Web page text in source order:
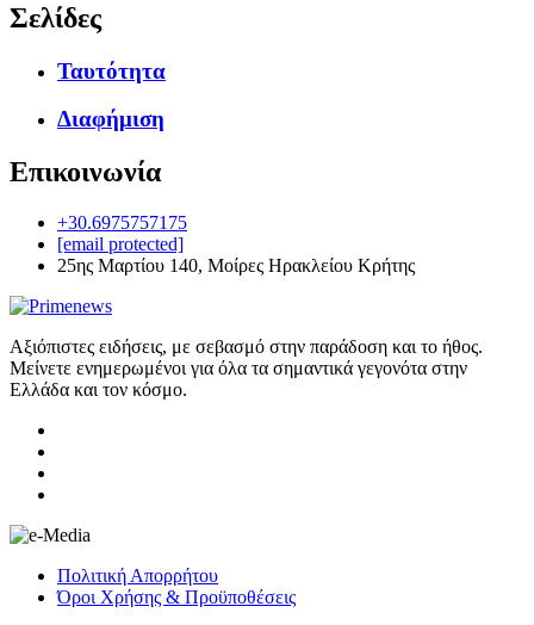
Σελίδες
Ταυτότητα
Διαφήμιση
Επικοινωνία
+30.6975757175
[email protected]
25ης Μαρτίου 140, Μοίρες Ηρακλείου Κρήτης
Αξιόπιστες ειδήσεις, με σεβασμό στην παράδοση και το ήθος.
Μείνετε ενημερωμένοι για όλα τα σημαντικά γεγονότα στην
Ελλάδα και τον κόσμο.
Πολιτική Απορρήτου
Όροι Χρήσης & Προϋποθέσεις